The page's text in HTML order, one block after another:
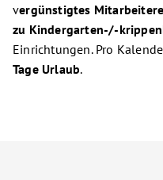
vergünstigtes
zu Kindergarten-/-
Einrichtungen. Pro
Tage Urlaub.